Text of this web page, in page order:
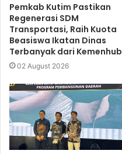
Pemkab Kutim Pastikan
Regenerasi SDM
Transportasi, Raih Kuota
Beasiswa Ikatan Dinas
Terbanyak dari Kemenhub
02 August 2026